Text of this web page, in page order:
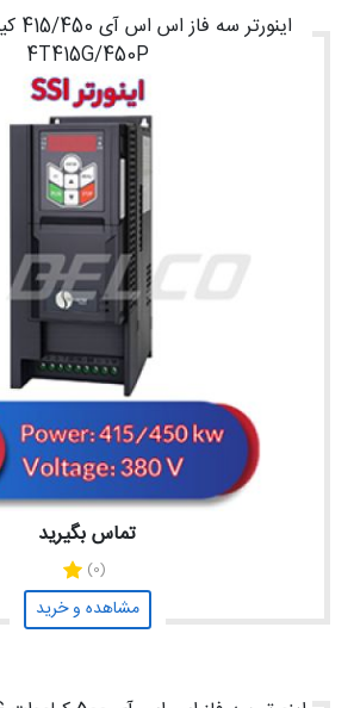
4T415G/450P
تماس بگیرید
(0)
مشاهده و خرید